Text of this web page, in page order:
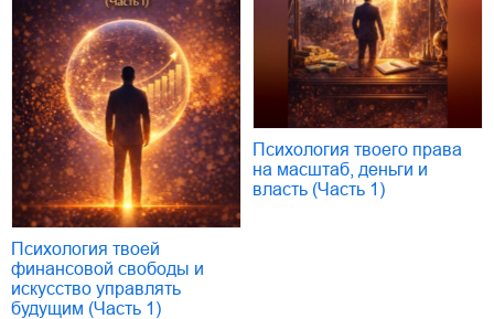
Психология твоей
финансовой свободы и
искусство управлять
будущим (Часть 1)
Психология твоего права
на масштаб, деньги и
власть (Часть 1)